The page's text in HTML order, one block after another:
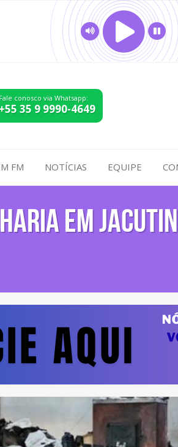
Fale conosco via Whatsapp:
+55 35 9 9990-4649
FM NOTÍCIAS EQUIPE
em